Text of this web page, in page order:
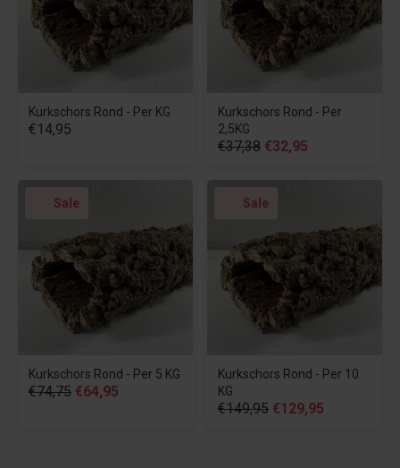
Kurkschors Rond - Per KG
€14,95
Kurkschors Rond - Per
2,5KG
€37,38 €32,95
Sale
Kurkschors Rond - Per 5 KG
€74,75 €64,95
Sale
Kurkschors Rond - Per 10
KG
€149,95 €129,95